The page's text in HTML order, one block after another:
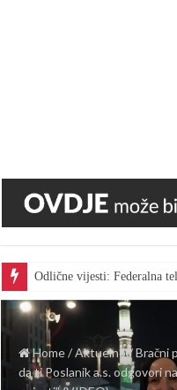
Odlične vijesti: Federalna
Home/Aktuelno/Bračni
da ti Poslanik a.s. odgovori